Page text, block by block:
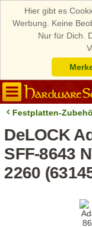
Hier gibt es
Werbung. Keine
Nur für Dich.
Festplatten-
DeLOCK
SFF-8643
2260